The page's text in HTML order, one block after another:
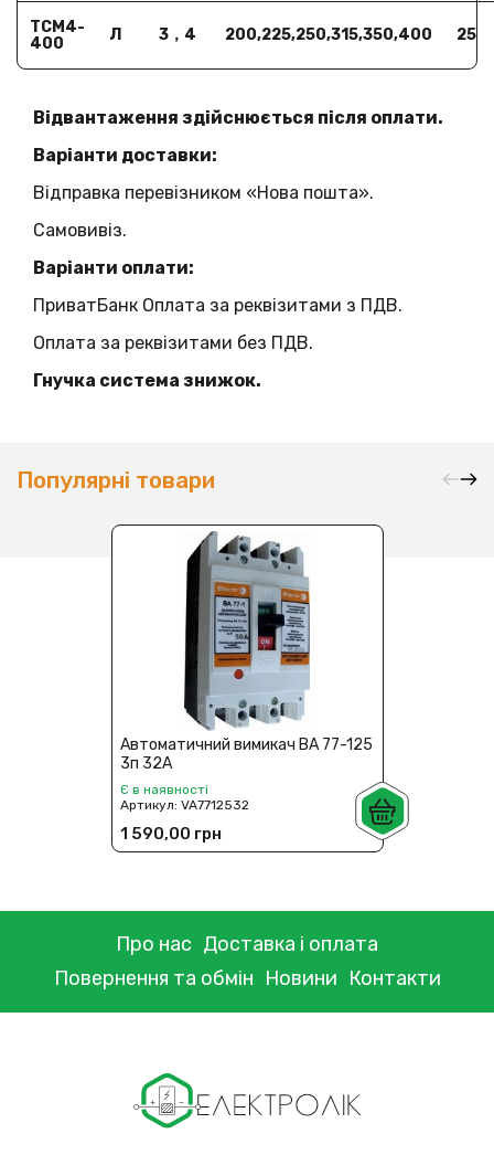
ТСМ4-
400
Л 3，4 200,225,250,315,350,400 25
Відвантаження здійснюється після оплати.
Варіанти доставки:
Відправка перевізником «Нова пошта».
Самовивіз.
Варіанти оплати:
ПриватБанк Оплата за реквізитами з ПДВ.
Оплата за реквізитами без ПДВ.
Гнучка система знижок.
Популярні товари
Автоматичний вимикач BА 77-125
3п 32А
Є в наявності
Артикул:VA7712532
1 590,00 грн
Про нас Доставка і оплата
Повернення та обмін Новини Контакти